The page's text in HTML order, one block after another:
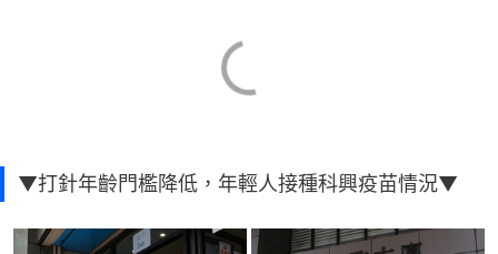
▼打針年齡門檻降低，年輕人接種科興疫苗情況▼